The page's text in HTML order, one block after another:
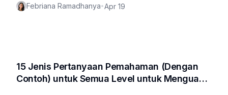
Febriana Ramadhanya•Apr 19
15 Jenis Pertanyaan Pemahaman (Dengan
Contoh) untuk Semua Level untuk Menguasai